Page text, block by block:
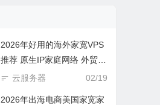
2026年好用的海外家宽VPS
推荐 原生IP家庭网络 外贸电
商必选
02/19
云服务器
2026年出海电商美国家宽家